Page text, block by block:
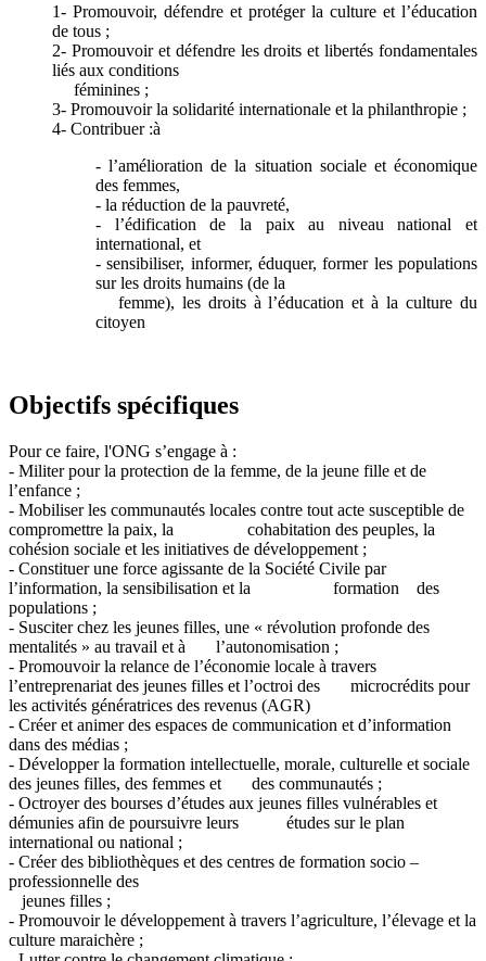
1- Promouvoir, défendre et protéger la culture et l’éducation
de tous ;
2- Promouvoir et défendre les droits et libertés fondamentales
liés aux conditions
féminines ;
3- Promouvoir la solidarité internationale et la philanthropie ;
4- Contribuer :à
- l’amélioration de la situation sociale et économique
des femmes,
- la réduction de la pauvreté,
- l’édification de la paix au niveau national et
international, et
- sensibiliser, informer, éduquer, former les populations
sur les droits humains (de la
femme), les droits à l’éducation et à la culture du
citoyen
Objectifs spécifiques
Pour ce faire, l'ONG s’engage à :
- Militer pour la protection de la femme, de la jeune fille et de
l’enfance ;
- Mobiliser les communautés locales contre tout acte susceptible de
compromettre la paix, la cohabitation des peuples, la
cohésion sociale et les initiatives de développement ;
- Constituer une force agissante de la Société Civile par
l’information, la sensibilisation et la formation des
populations ;
- Susciter chez les jeunes filles, une « révolution profonde des
mentalités » au travail et à l’autonomisation ;
- Promouvoir la relance de l’économie locale à travers
l’entreprenariat des jeunes filles et l’octroi des microcrédits pour
les activités génératrices des revenus (AGR)
- Créer et animer des espaces de communication et d’information
dans des médias ;
- Développer la formation intellectuelle, morale, culturelle et sociale
des jeunes filles, des femmes et des communautés ;
- Octroyer des bourses d’études aux jeunes filles vulnérables et
démunies afin de poursuivre leurs études sur le plan
international ou national ;
- Créer des bibliothèques et des centres de formation socio –
professionnelle des
jeunes filles ;
- Promouvoir le développement à travers l’agriculture, l’élevage et la
culture maraichère ;